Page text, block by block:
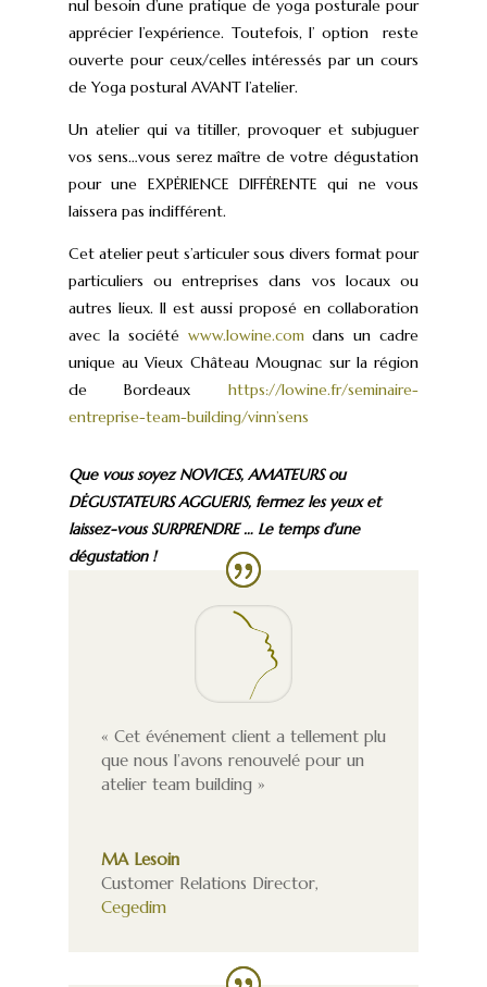
nul besoin d’une pratique de yoga posturale pour
apprécier l’expérience. Toutefois, l’ option reste
ouverte pour ceux/celles intéressés par un cours
de Yoga postural AVANT l’atelier.
Un atelier qui va titiller, provoquer et subjuguer
vos sens…vous serez maître de votre dégustation
pour une EXPĖRIENCE DIFFĖRENTE qui ne vous
laissera pas indifférent.
Cet atelier peut s’articuler sous divers format pour
particuliers ou entreprises dans vos locaux ou
autres lieux. Il est aussi proposé en collaboration
avec la société www.lowine.comdans un cadre
unique au Vieux Château Mougnac sur la région
de Bordeauxhttps://lowine.fr/seminaire-
entreprise-team-building/vinn’sens
Que vous soyez NOVICES, AMATEURS ou
DĖGUSTATEURS AGGUERIS, fermez les yeux et
laissez-vous SURPRENDRE … Le temps d’une
dégustation !
« Cet événement client a tellement plu
que nous l’avons renouvelé pour un
atelier team building »
MA Lesoin
Customer Relations Director,
Cegedim